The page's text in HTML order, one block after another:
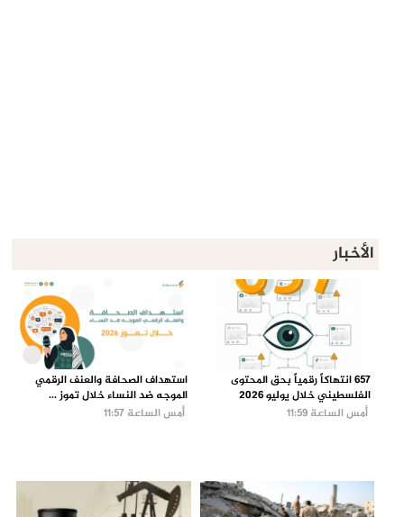
الأخبار
657 انتهاكاً رقمياً بحق المحتوى
الفلسطيني خلال يوليو 2026
أمس الساعة 11:59
استهداف الصحافة والعنف الرقمي
الموجه ضد النساء خلال تموز ...
أمس الساعة 11:57